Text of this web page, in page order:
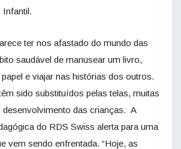
Infantil.
ter nos afastado do mundo das
saudável de manusear um livro,
e viajar nas histórias dos outros.
sido substituídos pelas telas, muitas
das crianças. A
do RDS Swiss alerta para uma
vem sendo enfrentada. “Hoje, as